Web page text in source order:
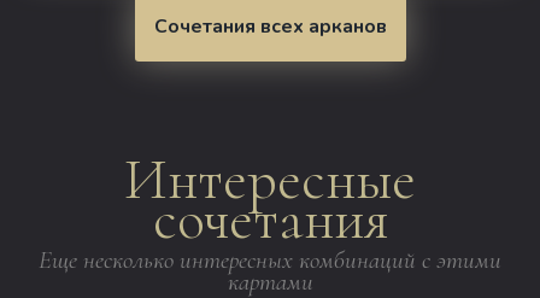
Сочетания всех арканов
Интересные
сочетания
Еще несколько интересных комбинаций с этими
картами